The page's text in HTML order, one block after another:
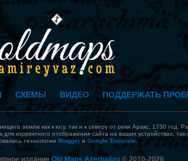
СХЕМЫ ВИДЕО ПОДДЕРЖАТЬ
земли как к югу, так и к северу от реки Аракс, 1730 год.
корректного отображения сайта на ваших устройствах,
технологии Bloggerи Google Translate
издание Old Maps Azerbaijan © 2010-2026